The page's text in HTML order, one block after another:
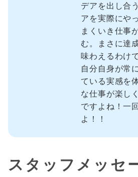
デアを出し合
アを実際にや
まくいき仕事
む。まさに達
味わえるわけ
自分自身が常
ている実感を
な仕事が楽し
ですよね！一
よ！！
スタッフメッセ